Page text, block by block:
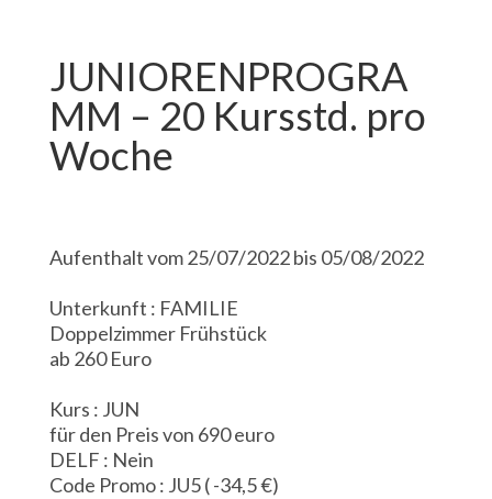
JUNIORENPROGRA
MM – 20 Kursstd. pro
Woche
Aufenthalt vom 25/07/2022 bis 05/08/2022
Unterkunft : FAMILIE
Doppelzimmer Frühstück
ab 260 Euro
Kurs : JUN
für den Preis von 690 euro
DELF : Nein
Code Promo : JU5 ( -34,5 €)